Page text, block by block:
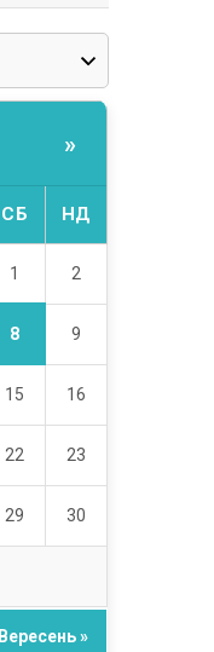
»
СБ НД
1 2
8 9
15 16
22 23
29 30
Вересень »